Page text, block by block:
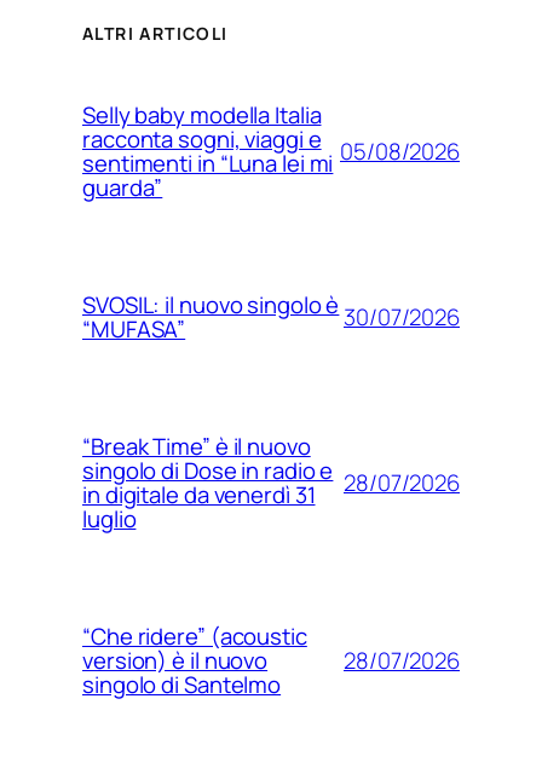
ALTRI ARTICOLI
Selly baby modella Italia
racconta sogni, viaggi e
sentimenti in “Luna lei mi
guarda”
05/08/2026
SVOSIL: il nuovo singolo è
“MUFASA” 30/07/2026
“Break Time” è il nuovo
singolo di Dose in radio e
in digitale da venerdì 31
luglio
28/07/2026
“Che ridere” (acoustic
version) è il nuovo
singolo di Santelmo
28/07/2026